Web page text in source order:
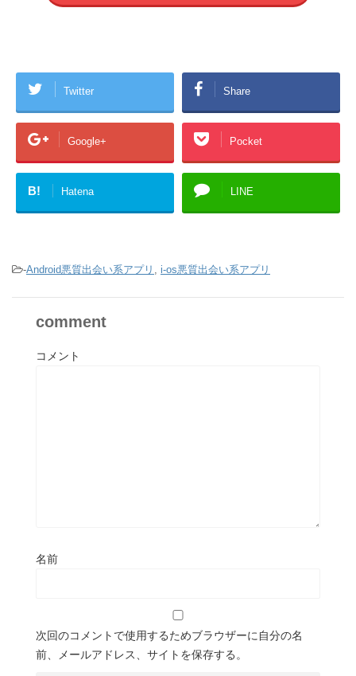
Twitter Share
Google+ Pocket
B! Hatena LINE
-Android悪質出会い系アプリ i-os悪質出会い系アプリ
comment
コメント
名前
次回のコメントで使用するためブラウザーに自分の名
前、メールアドレス、サイトを保存する。